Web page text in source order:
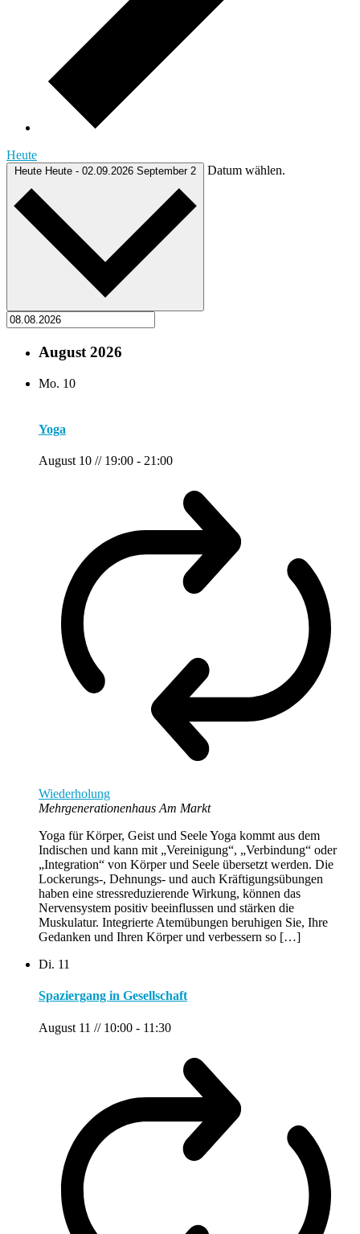
Heute
Heute Heute - 02.09.2026 September 2 Datum wählen.
August 2026
Mo. 10
Yoga
August 10 // 19:00 - 21:00
Wiederholung
Mehrgenerationenhaus Am Markt
Yoga für Körper, Geist und Seele Yoga kommt aus dem
Indischen und kann mit „Vereinigung“, „Verbindung“ oder
„Integration“ von Körper und Seele übersetzt werden. Die
Lockerungs-, Dehnungs- und auch Kräftigungsübungen
haben eine stressreduzierende Wirkung, können das
Nervensystem positiv beeinflussen und stärken die
Muskulatur. Integrierte Atemübungen beruhigen Sie, Ihre
Gedanken und Ihren Körper und verbessern so […]
Di. 11
Spaziergang in Gesellschaft
August 11 // 10:00 - 11:30